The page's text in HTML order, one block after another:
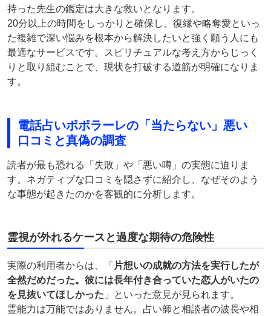
持った先生の鑑定は大きな救いとなります。
20分以上の時間をしっかりと確保し、復縁や略奪愛といっ
た複雑で深い悩みを根本から解決したいと強く願う人にも
最適なサービスです。スピリチュアルな考え方からじっく
りと取り組むことで、現状を打破する道筋が明確になりま
す。
電話占いポポラーレの「当たらない」悪い
口コミと真偽の調査
読者が最も恐れる「失敗」や「悪い噂」の実態に迫りま
す。ネガティブな口コミを隠さずに紹介し、なぜそのよう
な事態が起きたのかを客観的に分析します。
霊視が外れるケースと過度な期待の危険性
実際の利用者からは、「 片想いの成就の方法を実行したが
全然だめだった。彼には長年付き合っていた恋人がいたの
を見抜いてほしかった 」といった意見が見られます。
霊能力は万能ではありません。占い師と相談者の波長や相